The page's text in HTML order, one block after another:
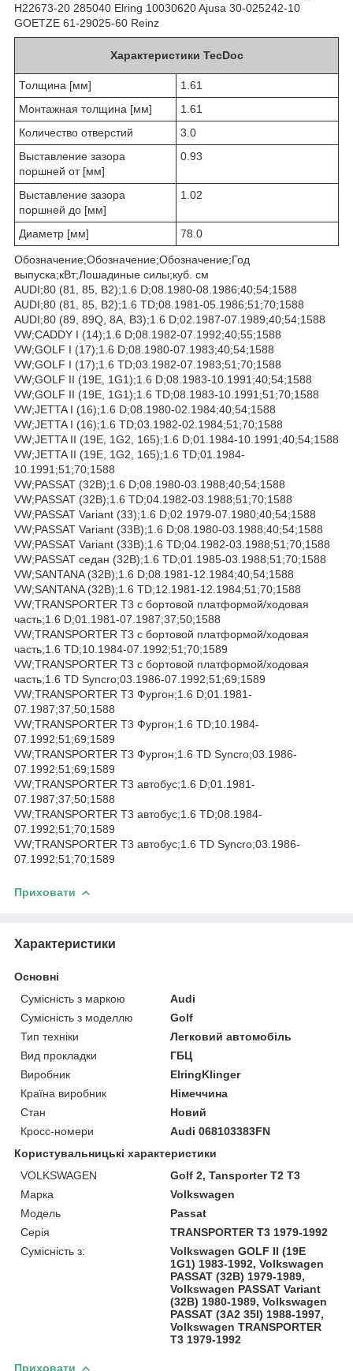
H22673-20 285040 Elring 10030620 Ajusa 30-025242-10
GOETZE 61-29025-60 Reinz
Характеристики TecDoc
Толщина [мм]
1.61
Монтажная толщина [мм]
1.61
Количество отверстий
3.0
Выставление зазора
поршней от [мм]
0.93
Выставление зазора
поршней до [мм]
1.02
Диаметр [мм] 78.0
Обозначение;Обозначение;Обозначение;Год
выпуска;кВт;Лошадиные силы;куб. см
AUDI;80 (81, 85, B2);1.6 D;08.1980-08.1986;40;54;1588
AUDI;80 (81, 85, B2);1.6 TD;08.1981-05.1986;51;70;1588
AUDI;80 (89, 89Q, 8A, B3);1.6 D;02.1987-07.1989;40;54;1588
VW;CADDY I (14);1.6 D;08.1982-07.1992;40;55;1588
VW;GOLF I (17);1.6 D;08.1980-07.1983;40;54;1588
VW;GOLF I (17);1.6 TD;03.1982-07.1983;51;70;1588
VW;GOLF II (19E, 1G1);1.6 D;08.1983-10.1991;40;54;1588
VW;GOLF II (19E, 1G1);1.6 TD;08.1983-10.1991;51;70;1588
VW;JETTA I (16);1.6 D;08.1980-02.1984;40;54;1588
VW;JETTA I (16);1.6 TD;03.1982-02.1984;51;70;1588
VW;JETTA II (19E, 1G2, 165);1.6 D;01.1984-10.1991;40;54;1588
VW;JETTA II (19E, 1G2, 165);1.6 TD;01.1984-
10.1991;51;70;1588
VW;PASSAT (32B);1.6 D;08.1980-03.1988;40;54;1588
VW;PASSAT (32B);1.6 TD;04.1982-03.1988;51;70;1588
VW;PASSAT Variant (33);1.6 D;02.1979-07.1980;40;54;1588
VW;PASSAT Variant (33B);1.6 D;08.1980-03.1988;40;54;1588
VW;PASSAT Variant (33B);1.6 TD;04.1982-03.1988;51;70;1588
VW;PASSAT седан (32B);1.6 TD;01.1985-03.1988;51;70;1588
VW;SANTANA (32B);1.6 D;08.1981-12.1984;40;54;1588
VW;SANTANA (32B);1.6 TD;12.1981-12.1984;51;70;1588
VW;TRANSPORTER T3 c бортовой платформой/ходовая
часть;1.6 D;01.1981-07.1987;37;50;1588
VW;TRANSPORTER T3 c бортовой платформой/ходовая
часть;1.6 TD;10.1984-07.1992;51;70;1589
VW;TRANSPORTER T3 c бортовой платформой/ходовая
часть;1.6 TD Syncro;03.1986-07.1992;51;69;1589
VW;TRANSPORTER T3 Фургон;1.6 D;01.1981-
07.1987;37;50;1588
VW;TRANSPORTER T3 Фургон;1.6 TD;10.1984-
07.1992;51;69;1589
VW;TRANSPORTER T3 Фургон;1.6 TD Syncro;03.1986-
07.1992;51;69;1589
VW;TRANSPORTER T3 автобус;1.6 D;01.1981-
07.1987;37;50;1588
VW;TRANSPORTER T3 автобус;1.6 TD;08.1984-
07.1992;51;70;1589
VW;TRANSPORTER T3 автобус;1.6 TD Syncro;03.1986-
07.1992;51;70;1589
Приховати
Характеристики
Основні
Сумісність з маркою
Audi
Сумісність з моделлю
Golf
Тип техніки
Легковий автомобіль
Вид прокладки
ГБЦ
Виробник
ElringKlinger
Країна виробник
Німеччина
Стан
Новий
Кросс-номери
Audi 068103383FN
Користувальницькі характеристики
VOLKSWAGEN
Golf 2, Tansporter T2 T3
Марка
Volkswagen
Модель
Passat
Серія
TRANSPORTER T3 1979-1992
Сумісність з:
Volkswagen GOLF II (19E
1G1) 1983-1992, Volkswagen
PASSAT (32B) 1979-1989,
Volkswagen PASSAT Variant
(32B) 1980-1989, Volkswagen
PASSAT (3A2 35I) 1988-1997,
Volkswagen TRANSPORTER
T3 1979-1992
Приховати